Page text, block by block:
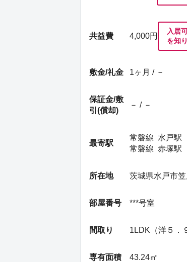
共益費 4,000円
入居
を知
敷金/礼金 1ヶ月 / －
保証金/敷
引(償却)
－ / －
最寄駅
常磐線 水戸駅
常磐線 赤塚駅
所在地 茨城県水戸市
部屋番号 ***号室
間取り 1LDK（洋５．
専有面積 43.24㎡